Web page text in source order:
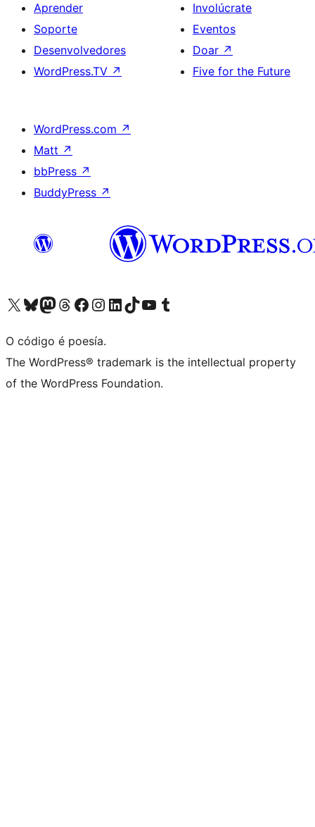
Aprender
Soporte
Desenvolvedores
WordPress.TV ↗
Involúcrate
Eventos
Doar ↗
Five for the Future
WordPress.com ↗
Matt ↗
bbPress ↗
BuddyPress ↗
Visita la cuenta de X (anteriormente Twitter)
Visita a nosa conta de Bluesky
Visita a nosa conta de Mastodon
Visita a nosa conta de Threads
Visita a nosa páxina de Facebook
Visita a nosa conta de Instagram
Visita a nosa conta de LinkedIn
Visita a nosa conta de TikTok
Visita a nosa canle de YouTube
Visita a nosa conta de Tumblr
O código é poesía.
The WordPress® trademark is the intellectual property
of the WordPress Foundation.